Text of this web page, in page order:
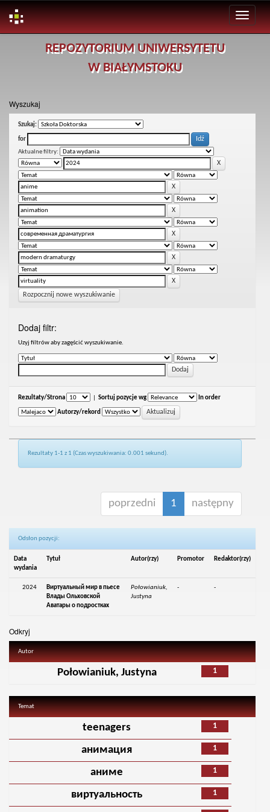
REPOZYTORIUM UNIWERSYTETU
W BIAŁYMSTOKU
Wyszukaj
Szukaj:
for
Aktualne filtry:
Rozpocznij nowe wyszukiwanie
Dodaj filtr:
Uzyj filtrów aby zagęścić wyszukiwanie.
Rezultaty/Strona Sortuj pozycje wg In order
Autorzy/rekord
Rezultaty 1-1 z 1 (Czas wyszukiwania: 0.001 sekund).
poprzedni 1 następny
Odsłon pozycji:
Data
wydania
Tytuł Autor(rzy) Promotor Redaktor(rzy)
2024
Виртуальный мир в пьесе
Влады Ольховской
Аватары о подростках
Połowianiuk,
Justyna
- -
Odkryj
Autor
1
Połowianiuk, Justyna
Temat
1
teenagers
1
анимация
1
аниме
1
виртуальность